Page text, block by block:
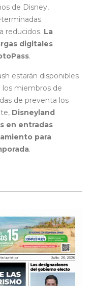
de Disney,
reducidos. La
digitales
.
estarán disponibles
los miembros de
de preventa los
Disneyland
en entradas
para
.